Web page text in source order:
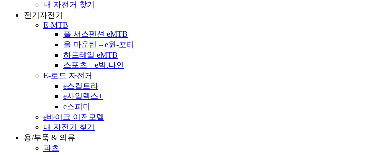
내 자전거 찾기
전기자전거
E-MTB
풀 서스펜션 eMTB
올 마운틴 – e원-포티
하드테일 eMTB
스포츠 – e빅.나인
E-로드 자전거
e스컬트라
e사일렉스+
e스피더
e바이크 이전모델
내 자전거 찾기
용/부품 & 의류
파츠